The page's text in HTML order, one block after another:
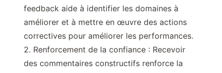
feedback aide à identifier les domaines à
améliorer et à mettre en œuvre des actions
correctives pour améliorer les performances.
2. Renforcement de la confiance : Recevoir
des commentaires constructifs renforce la